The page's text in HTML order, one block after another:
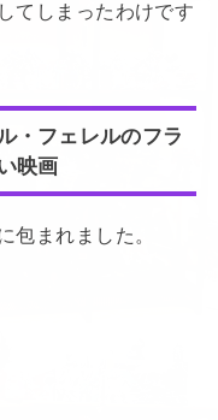
てしまったわけです
・フェレルのフラ
映画
包まれました。